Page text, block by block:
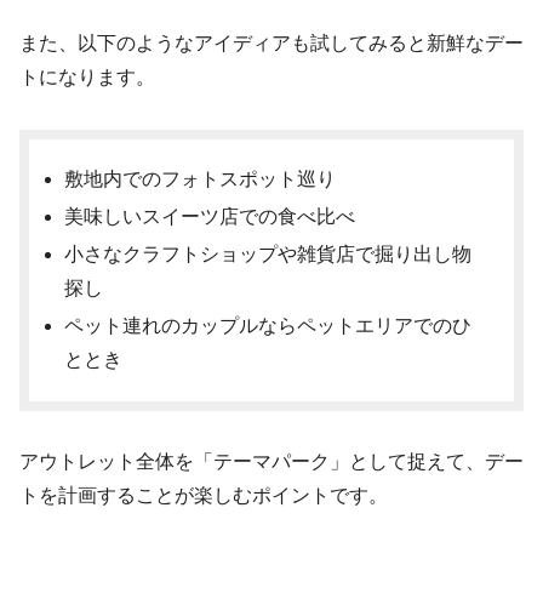
また、以下のようなアイディアも試してみると新鮮なデー
トになります。
敷地内でのフォトスポット巡り
美味しいスイーツ店での食べ比べ
小さなクラフトショップや雑貨店で掘り出し物
探し
ペット連れのカップルならペットエリアでのひ
ととき
アウトレット全体を「テーマパーク」として捉えて、デー
トを計画することが楽しむポイントです。